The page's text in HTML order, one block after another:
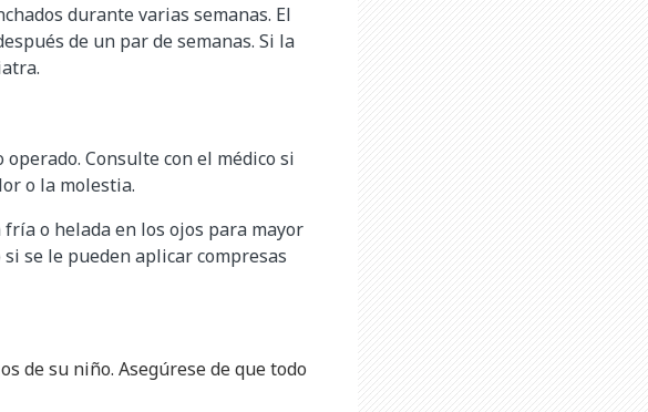
durante varias semanas. El
de un par de semanas. Si la
Consulte con el médico si
o la molestia.
o helada en los ojos para mayor
se le pueden aplicar compresas
de su niño. Asegúrese de que todo